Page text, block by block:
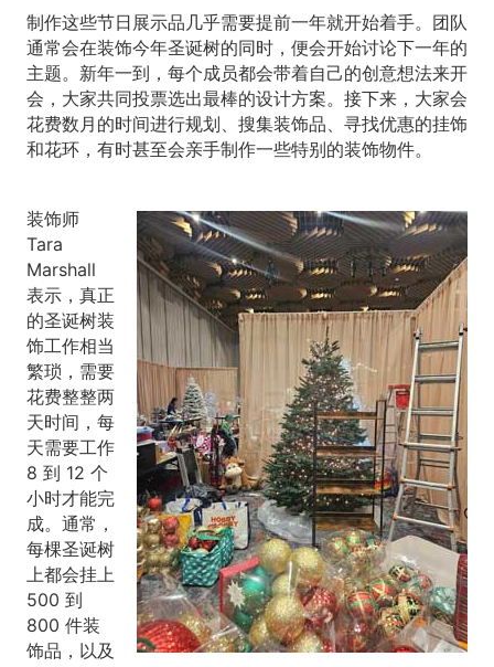
制作这些节日展示品几乎需要提前一年就开始着手。团队
通常会在装饰今年圣诞树的同时，便会开始讨论下一年的
主题。新年一到，每个成员都会带着自己的创意想法来开
会，大家共同投票选出最棒的设计方案。接下来，大家会
花费数月的时间进行规划、搜集装饰品、寻找优惠的挂饰
和花环，有时甚至会亲手制作一些特别的装饰物件。
装饰师
Tara
Marshall
表示，真正
的圣诞树装
饰工作相当
繁琐，需要
花费整整两
天时间，每
天需要工作
8 到 12 个
小时才能完
成。通常，
每棵圣诞树
上都会挂上
500 到
800 件装
饰品，以及